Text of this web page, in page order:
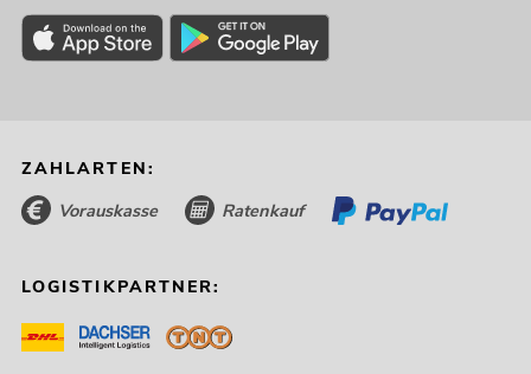
ZAHLARTEN:
Vorauskasse Ratenkauf
LOGISTIKPARTNER: